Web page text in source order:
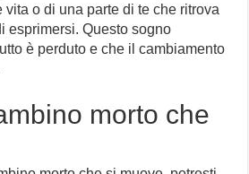
vita o di una parte di te che ritrova
esprimersi. Questo sogno
è perduto e che il cambiamento
morto che